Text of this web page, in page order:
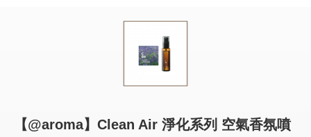
【@aroma】Clean Air 淨化系列 空氣香氛噴